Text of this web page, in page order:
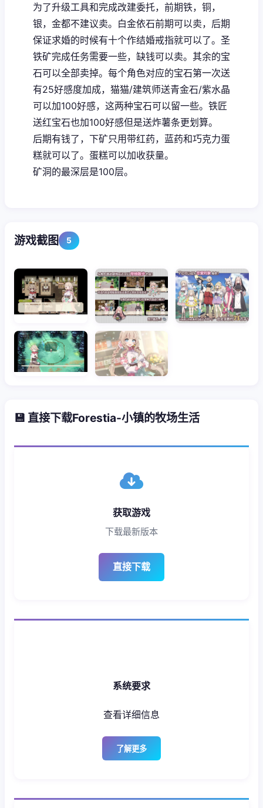
为了升级工具和完成改建委托，前期铁，铜，
银，金都不建议卖。白金依石前期可以卖，后期
保证求婚的时候有十个作结婚戒指就可以了。圣
铁矿完成任务需要一些，缺钱可以卖。其余的宝
石可以全部卖掉。每个角色对应的宝石第一次送
有25好感度加成，猫猫/建筑师送青金石/紫水晶
可以加100好感，这两种宝石可以留一些。铁匠
送红宝石也加100好感但是送炸薯条更划算。
后期有钱了，下矿只用带红药，蓝药和巧克力蛋
糕就可以了。蛋糕可以加收获量。
矿洞的最深层是100层。
游戏截图 5
💾 直接下载Forestia-小镇的牧场生活
获取游戏
下载最新版本
直接下载
系统要求
查看详细信息
了解更多